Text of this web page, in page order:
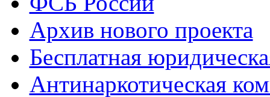
Архив нового проекта
Бесплатная
Антинаркотическая